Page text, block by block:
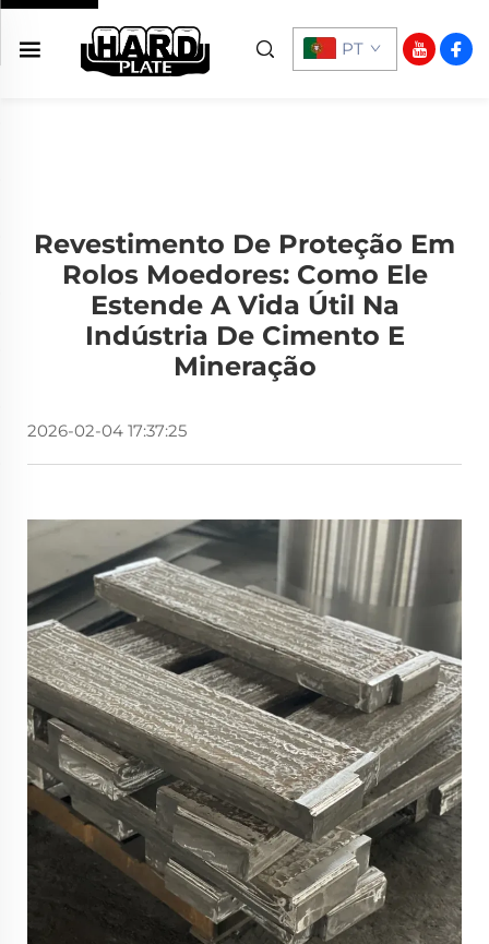
PT
Revestimento De Proteção Em
Rolos Moedores: Como Ele
Estende A Vida Útil Na
Indústria De Cimento E
Mineração
2026-02-04 17:37:25